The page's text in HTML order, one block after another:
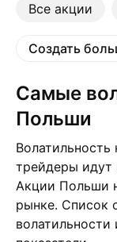
Все акции
Создать
Самые волатильные акции
Польши
трейдеры идут
Акции Польши
рынке. Список